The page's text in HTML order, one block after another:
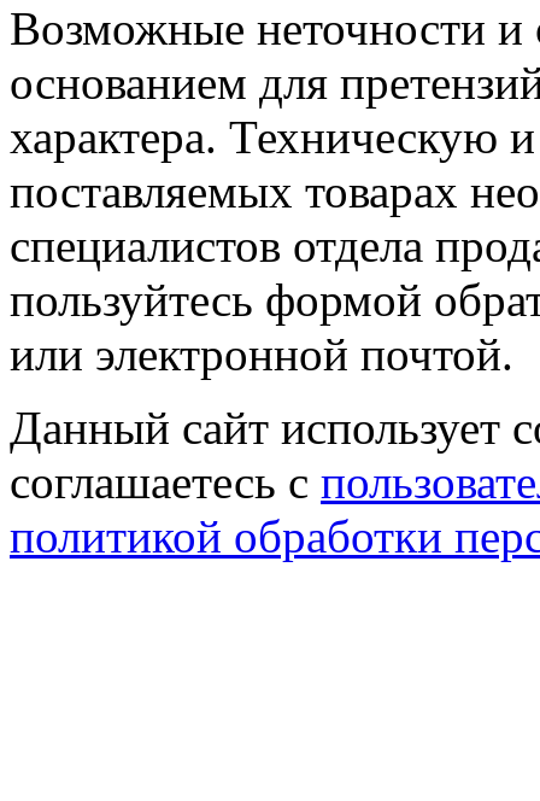
Возможные неточности и
основанием для
характера.
поставляемых товарах
специалистов отдела
пользуйтесь формой
или электронной почтой.
Данный сайт использует
соглашаетесь с
политикой обработки